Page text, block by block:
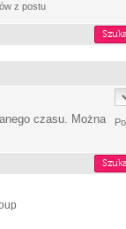
z postu
czasu. Można